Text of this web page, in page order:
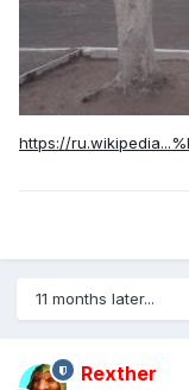
https://
11 months later...
Rexther